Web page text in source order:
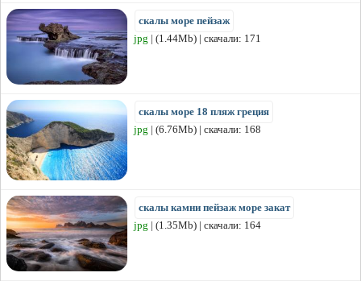
скалы море пейзаж
jpg | (1.44Mb) | скачали: 171
скалы море 18 пляж греция
jpg | (6.76Mb) | скачали: 168
скалы камни пейзаж море закат
jpg | (1.35Mb) | скачали: 164